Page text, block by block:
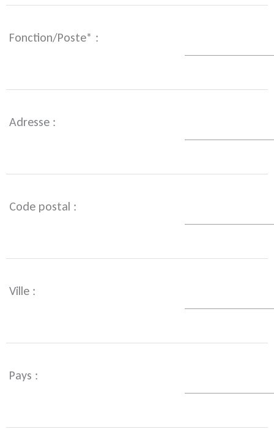
Fonction/Poste* :
Adresse :
Code postal :
Ville :
Pays :